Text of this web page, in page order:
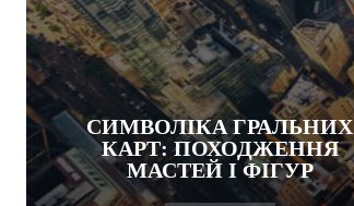
СИМВОЛІКА ГРАЛЬНИХ
КАРТ: ПОХОДЖЕННЯ
МАСТЕЙ І ФІГУР